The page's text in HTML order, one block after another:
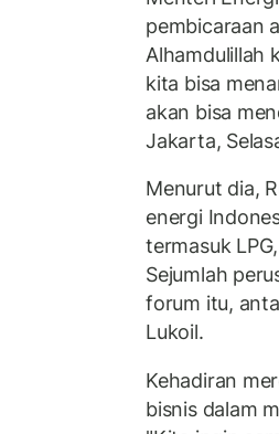
pembicaraan
Alhamdulillah
kita bisa
akan bisa
Jakarta,
Menurut dia,
energi
termasuk
Sejumlah
forum itu,
Lukoil.
Kehadiran
bisnis dalam